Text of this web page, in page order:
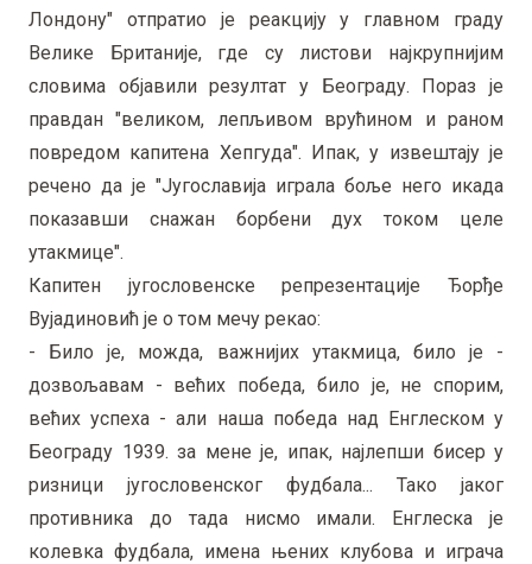
Лондону" отпратио је реакцију у главном граду
Велике Британије, где су листови најкрупнијим
словима објавили резултат у Београду. Пораз је
правдан "великом, лепљивом врућином и раном
повредом капитена Хепгуда". Ипак, у извештају је
речено да је "Југославија играла боље него икада
показавши снажан борбени дух током целе
утакмице".
Капитен југословенске репрезентације Ђорђе
Вујадиновић је о том мечу рекао:
- Било је, можда, важнијих утакмица, било је -
дозвољавам - већих победа, било је, не спорим,
већих успеха - али наша победа над Енглеском у
Београду 1939. за мене је, ипак, најлепши бисер у
ризници југословенског фудбала... Тако јаког
противника до тада нисмо имали. Енглеска је
колевка фудбала, имена њених клубова и играча